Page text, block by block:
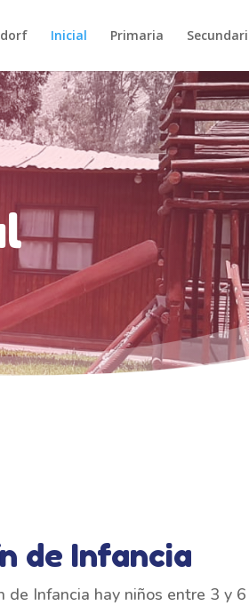
Inicial Primaria
de Infancia
de Infancia hay niños entre 3 y